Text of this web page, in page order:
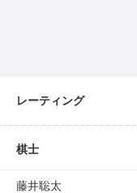
レーティング
棋士
藤井聡太